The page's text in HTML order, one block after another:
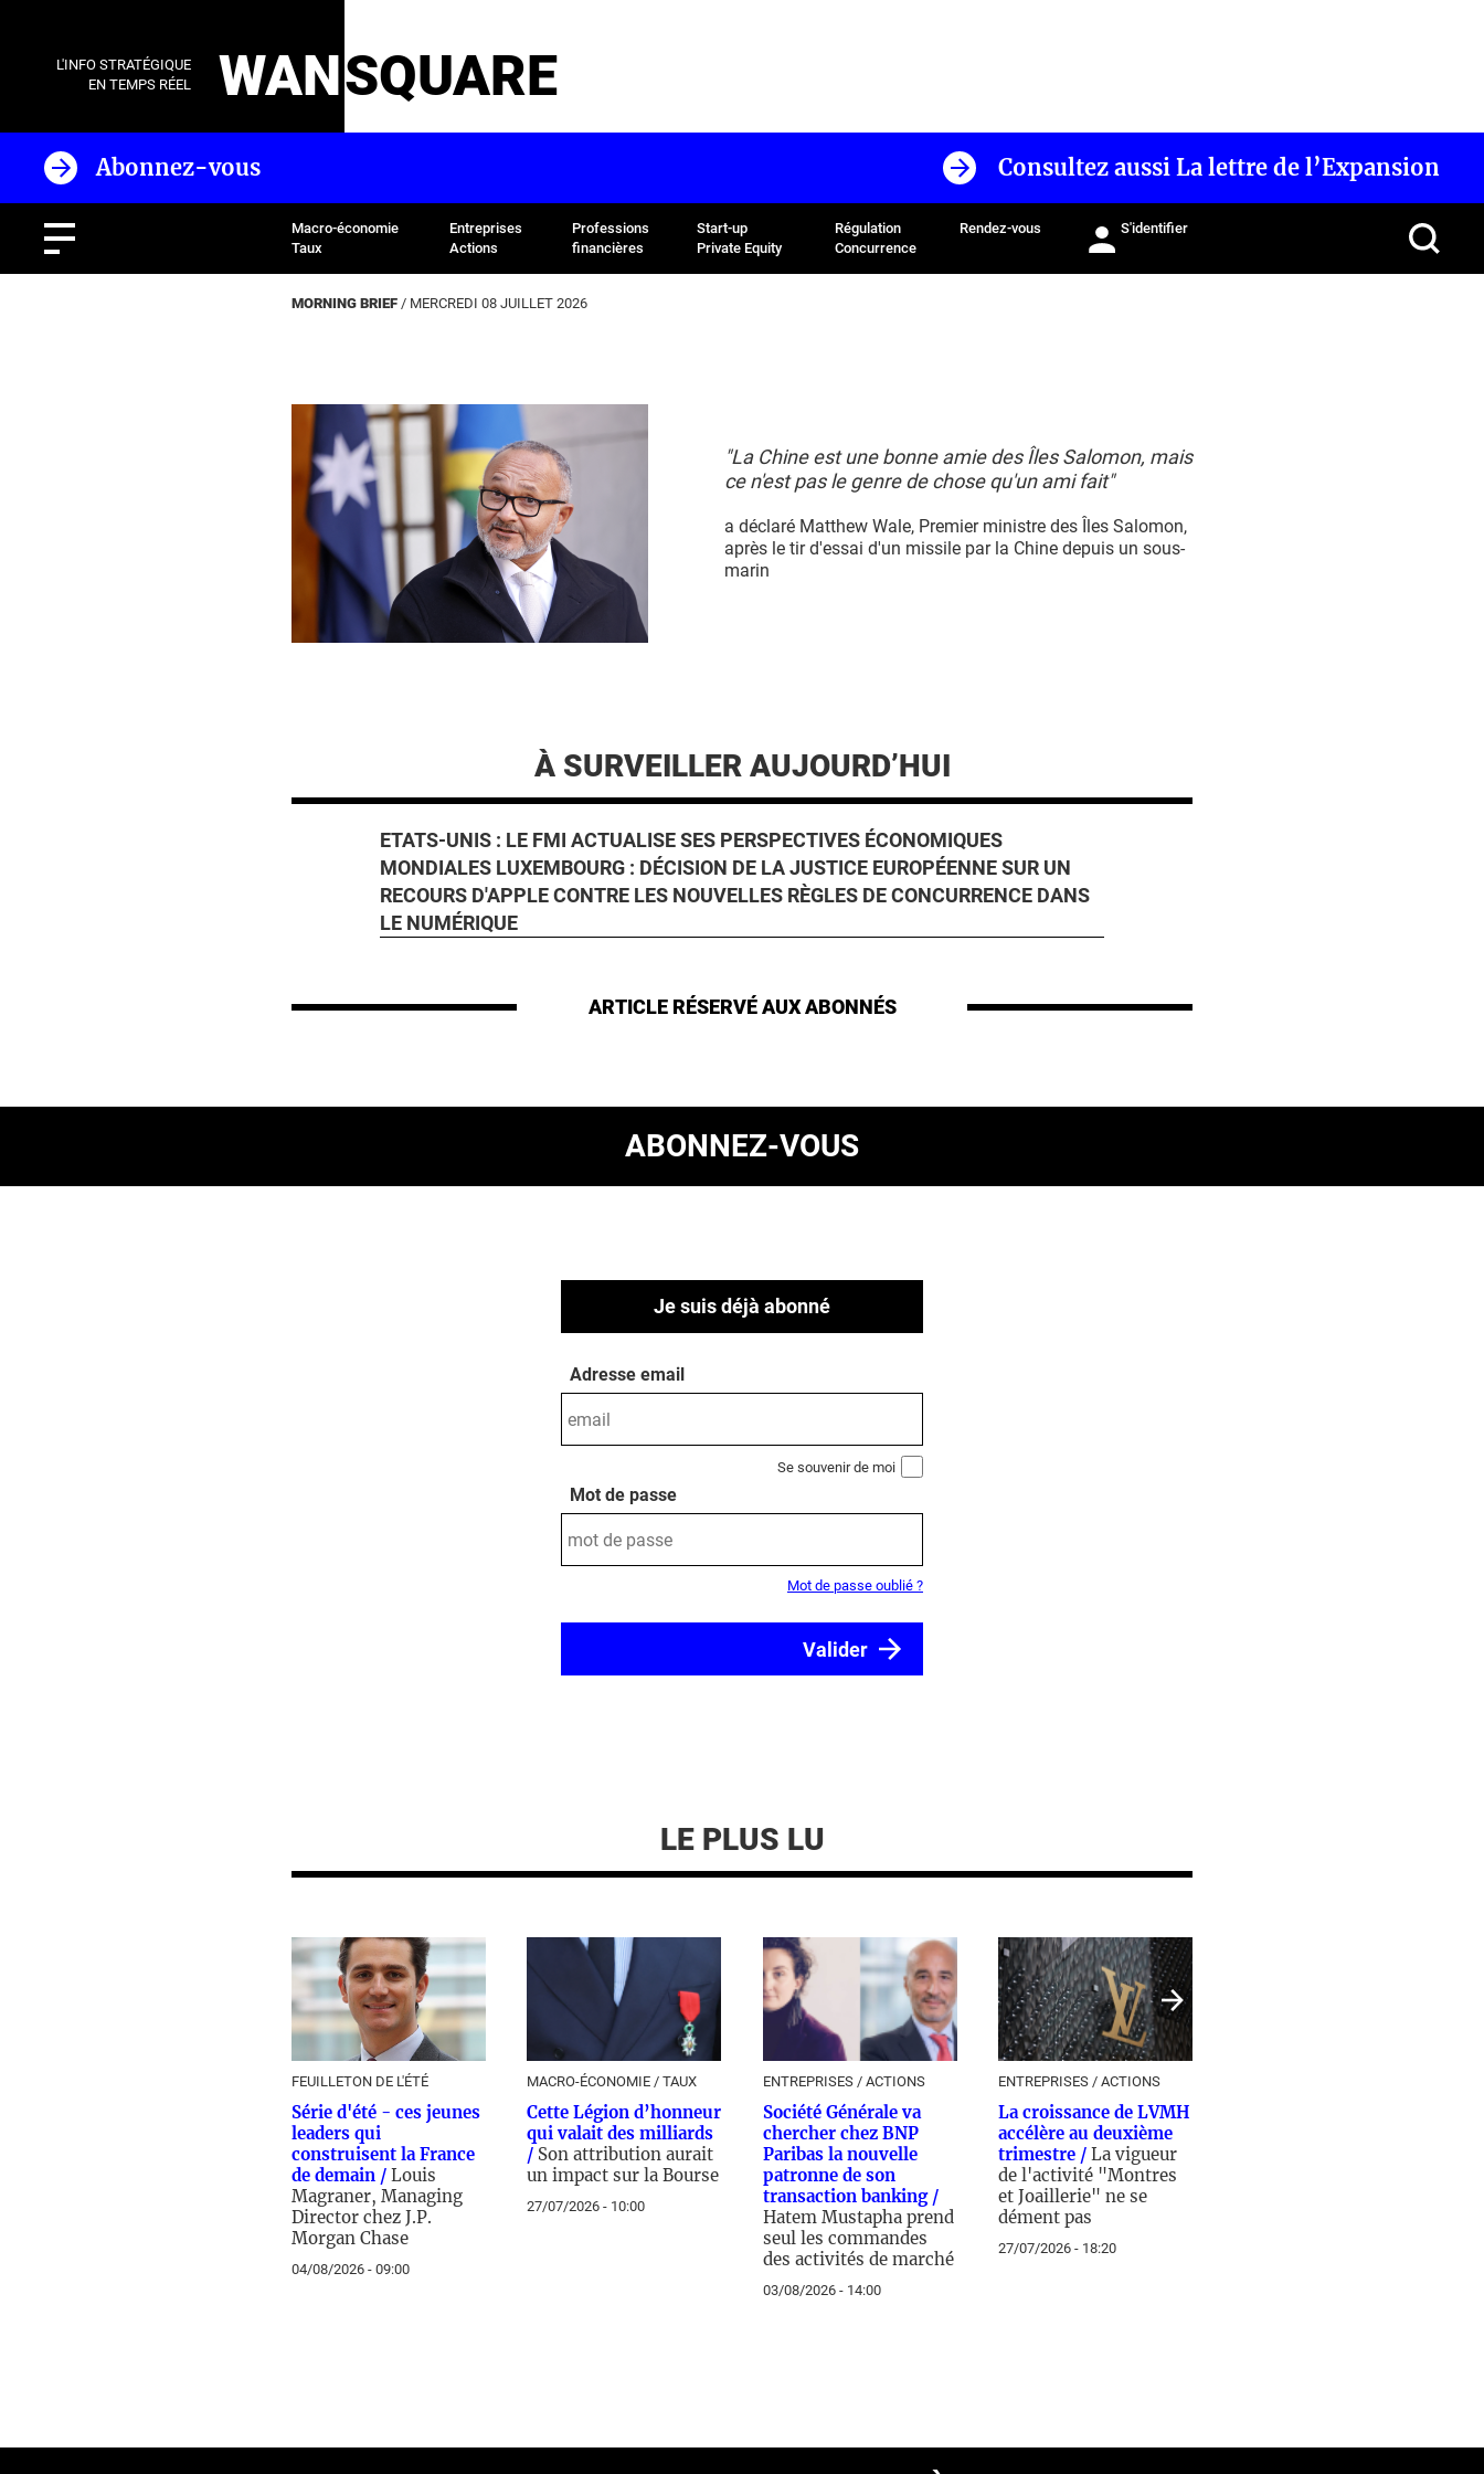
L'INFO STRATÉGIQUE
EN TEMPS RÉEL
WANSQUARE
Abonnez-vous Consultez aussi La lettre de l’Expansion
Macro-économie
Taux
Entreprises
Actions
Professions
financières
Start-up
Private Equity
Régulation
Concurrence
Rendez-vous S'identifier
MORNING BRIEF / MERCREDI 08 JUILLET 2026
"La Chine est une bonne amie des Îles Salomon, mais
ce n'est pas le genre de chose qu'un ami fait"
a déclaré Matthew Wale, Premier ministre des Îles Salomon,
après le tir d'essai d'un missile par la Chine depuis un sous-
marin
À SURVEILLER AUJOURD’HUI
ETATS-UNIS : LE FMI ACTUALISE SES PERSPECTIVES ÉCONOMIQUES
MONDIALES LUXEMBOURG : DÉCISION DE LA JUSTICE EUROPÉENNE SUR UN
RECOURS D'APPLE CONTRE LES NOUVELLES RÈGLES DE CONCURRENCE DANS
LE NUMÉRIQUE
ARTICLE RÉSERVÉAUX ABONNÉS
ABONNEZ-VOUS
Je suis déjà abonné
Adresse email
Se souvenir de moi
Mot de passe
Mot de passe oublié ?
LE PLUS LU
FEUILLETON DE L'ÉTÉ
Série d'été - ces jeunes
leaders qui
construisent la France
de demain / Louis
Magraner, Managing
Director chez J.P.
Morgan Chase
04/08/2026 - 09:00
MACRO-ÉCONOMIE / TAUX
Cette Légion d’honneur
qui valait des milliards
/ Son attribution aurait
un impact sur la Bourse
27/07/2026 - 10:00
ENTREPRISES / ACTIONS
Société Générale va
chercher chez BNP
Paribas la nouvelle
patronne de son
transaction banking /
Hatem Mustapha prend
seul les commandes
des activités de marché
03/08/2026 - 14:00
ENTREPRISES / ACTIONS
La croissance de LVMH
accélère au deuxième
trimestre / La vigueur
de l'activité "Montres
et Joaillerie" ne se
dément pas
27/07/2026 - 18:20